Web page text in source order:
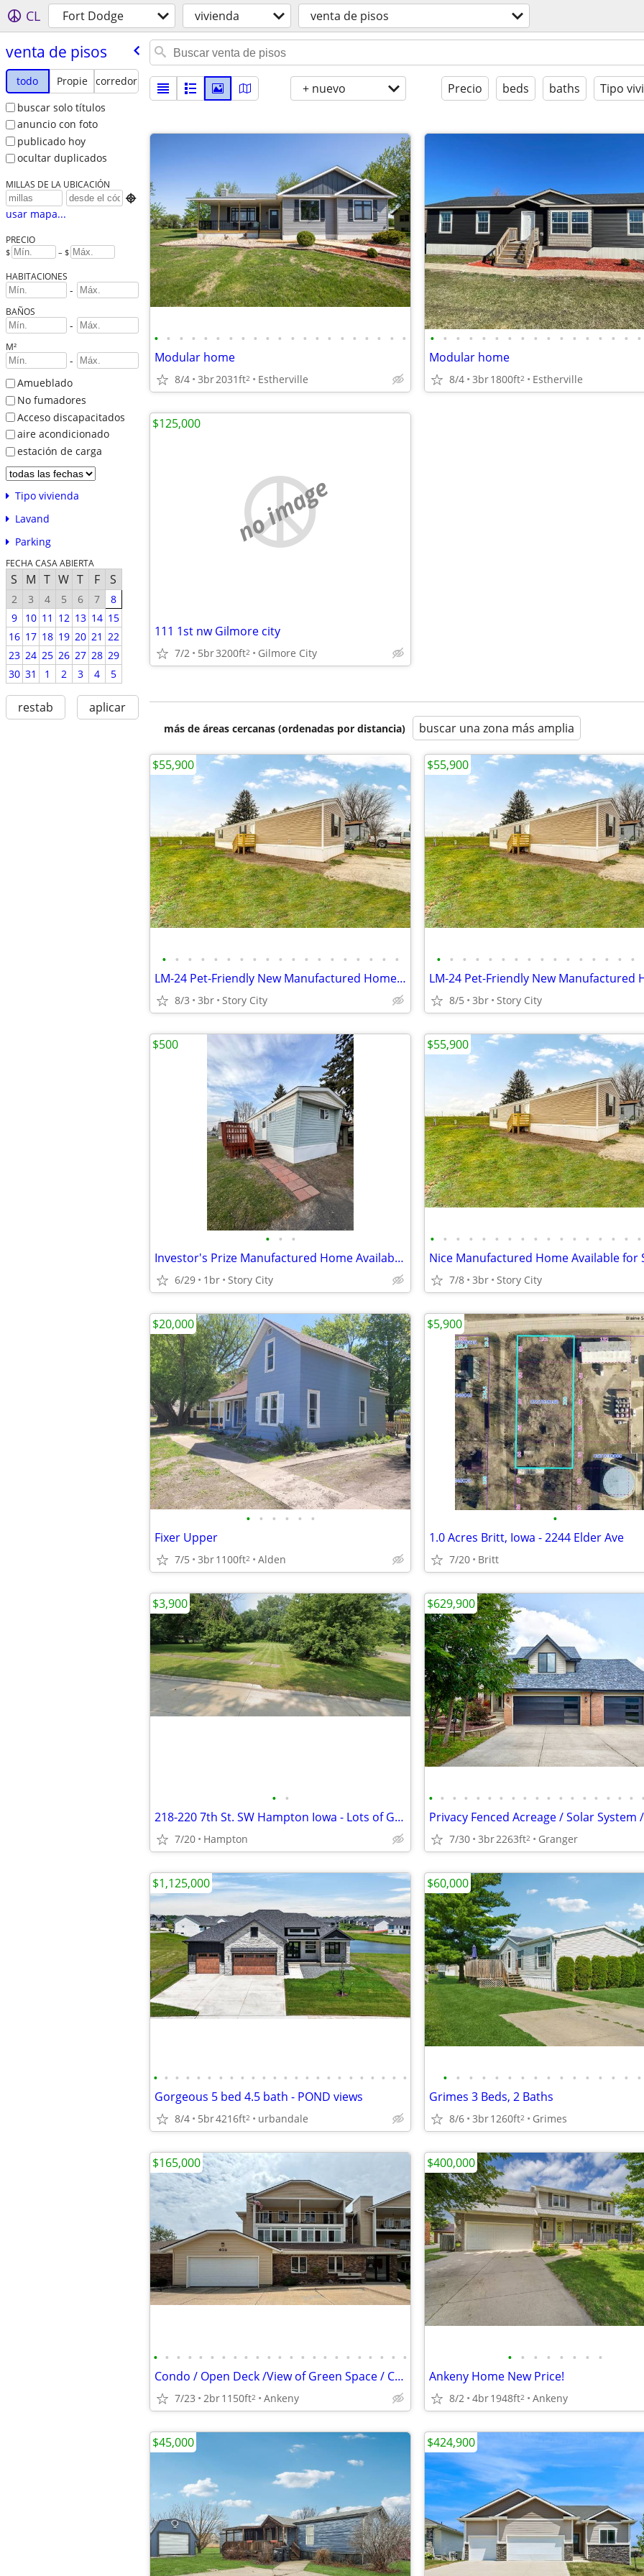
CL Fort Dodge vivienda venta de pisos
venta de pisos
todo Propie
corredor
buscar solo títulos
anuncio con foto
publicado hoy
ocultar duplicados
MILLAS DE LA UBICACIÓN

usar mapa...
PRECIO
$ – $
HABITACIONES
-
BAÑOS
-
M²
-
Amueblado
No fumadores
Acceso discapacitados
aire acondicionado
estación de carga
Tipo vivienda
Lavand
Parking
FECHA CASA ABIERTA
S M T W T F S
2 3 4 5 6 7
8
9
10 11 12 13 14 15
16 17 18 19 20 21 22
23 24 25 26 27 28 29
30 31 1 2 3 4 5
restab aplicar
+ nuevo Precio beds baths Tipo
• • • • • • • • • • • • • • • • • • • • •
Modular home
8/4 3br2031ft2 Estherville
• • • • • • • • • • • • • • • • •
Modular home
8/4 3br1800ft2 Estherville
no image
111 1st nw Gilmore city
7/2 5br3200ft2 Gilmore City
$125,000
más de áreas cercanas (ordenadas por distancia) buscar una zona más amplia
• • • • • • • • • • • • • • • • • • •
LM-24 Pet-Friendly New Manufactured Home Available for Sale!!
8/3 3br Story City
$55,900
• • • • • • • • • • • • • • • •
8/5 3br Story City
$55,900
• • •
Investor's Prize Manufactured Home Available for Sale
6/29 1br Story City
$500
• • • • • • • • • • • • • • • • •
Nice Manufactured Home Available for
7/8 3br Story City
$55,900
• • • • • •
Fixer Upper
7/5 3br1100ft2 Alden
$20,000
•
1.0 Acres Britt, Iowa - 2244 Elder Ave
7/20 Britt
$5,900
• •
218-220 7th St. SW Hampton Iowa - Lots of Green Space!!
7/20 Hampton
$3,900
• • • • • • • • • • • • • • • • • •
7/30 3br2263ft2 Granger
$629,900
• • • • • • • • • • • • • • • • • • • • • • • •
Gorgeous 5 bed 4.5 bath - POND views
8/4 5br4216ft2 urbandale
$1,125,000
• • • • • • • • • • • • • • • •
Grimes 3 Beds, 2 Baths
8/6 3br1260ft2 Grimes
$60,000
• • • • • • • • • • • • • • • • • • • • • • •
Condo / Open Deck /View of Green Space / Creek / Swimming Pool /Garden
7/23 2br1150ft2 Ankeny
$165,000
• • • • • • • •
Ankeny Home New Price!
8/2 4br1948ft2 Ankeny
$400,000
$45,000 $424,900